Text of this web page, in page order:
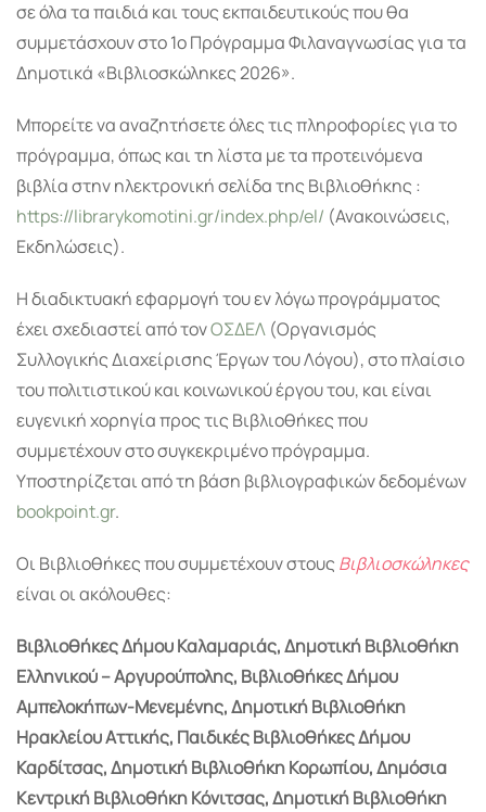
σε όλα τα παιδιά και τους εκπαιδευτικούς που θα
συμμετάσχουν στο 1ο Πρόγραμμα Φιλαναγνωσίας για τα
Δημοτικά «Βιβλιοσκώληκες 2026».
Μπορείτε να αναζητήσετε όλες τις πληροφορίες για το
πρόγραμμα, όπως και τη λίστα με τα προτεινόμενα
βιβλία στην ηλεκτρονική σελίδα της Βιβλιοθήκης :
https://librarykomotini.gr/index.php/el/ (Ανακοινώσεις,
Εκδηλώσεις).
Η διαδικτυακή εφαρμογή του εν λόγω προγράμματος
έχει σχεδιαστεί από τονΟΣΔΕΛ (Οργανισμός
Συλλογικής Διαχείρισης Έργων του Λόγου), στο πλαίσιο
του πολιτιστικού και κοινωνικού έργου του, και είναι
ευγενική χορηγία προς τις Βιβλιοθήκες που
συμμετέχουν στο συγκεκριμένο πρόγραμμα.
Υποστηρίζεται από τη βάση βιβλιογραφικών δεδομένων
bookpoint.gr.
Οι Βιβλιοθήκες που συμμετέχουν στους Βιβλιοσκώληκες
είναι οι ακόλουθες:
Βιβλιοθήκες Δήμου Καλαμαριάς, Δημοτική Βιβλιοθήκη
Ελληνικού – Αργυρούπολης, Βιβλιοθήκες Δήμου
Αμπελοκήπων-Μενεμένης, Δημοτική Βιβλιοθήκη
Ηρακλείου Αττικής, Παιδικές Βιβλιοθήκες Δήμου
Καρδίτσας, Δημοτική Βιβλιοθήκη Κορωπίου, Δημόσια
Κεντρική Βιβλιοθήκη Κόνιτσας, Δημοτική Βιβλιοθήκη